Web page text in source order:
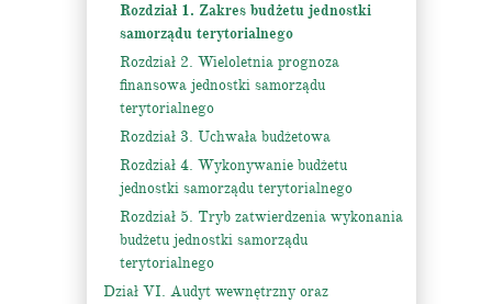
Rozdział 1. Zakres budżetu jednostki
samorządu terytorialnego
Rozdział 2. Wieloletnia prognoza
finansowa jednostki samorządu
terytorialnego
Rozdział 3. Uchwała budżetowa
Rozdział 4. Wykonywanie budżetu
jednostki samorządu terytorialnego
Rozdział 5. Tryb zatwierdzenia wykonania
budżetu jednostki samorządu
terytorialnego
Dział VI. Audyt wewnętrzny oraz